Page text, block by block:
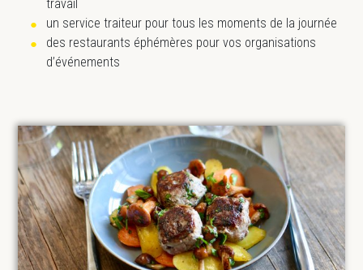
travail
un service traiteur pour tous les moments de la journée
des restaurants éphémères pour vos organisations
d’événements
Image